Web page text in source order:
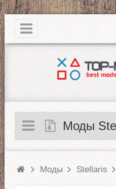
|
Моды
Моды Stellaris